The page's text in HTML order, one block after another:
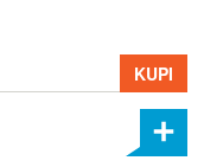
KUPI